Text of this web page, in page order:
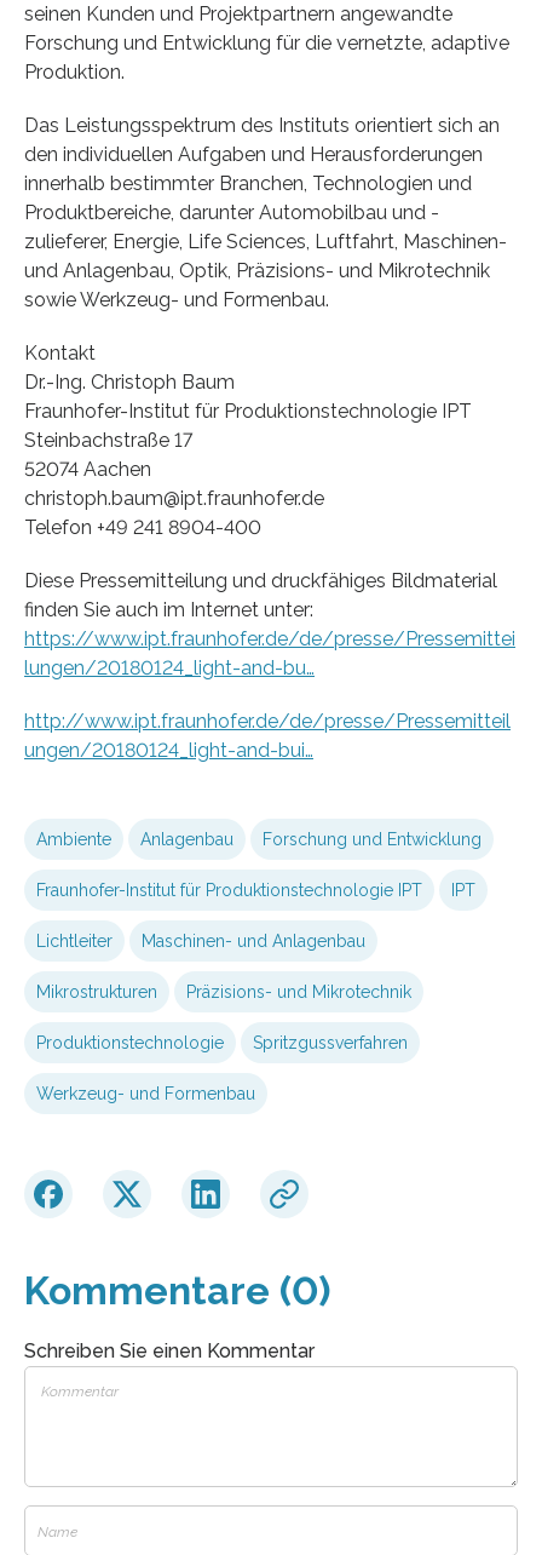
seinen Kunden und Projektpartnern angewandte
Forschung und Entwicklung für die vernetzte, adaptive
Produktion.
Das Leistungsspektrum des Instituts orientiert sich an
den individuellen Aufgaben und Herausforderungen
innerhalb bestimmter Branchen, Technologien und
Produktbereiche, darunter Automobilbau und -
zulieferer, Energie, Life Sciences, Luftfahrt, Maschinen-
und Anlagenbau, Optik, Präzisions- und Mikrotechnik
sowie Werkzeug- und Formenbau.
Kontakt
Dr.-Ing. Christoph Baum
Fraunhofer-Institut für Produktionstechnologie IPT
Steinbachstraße 17
52074 Aachen
christoph.baum@ipt.fraunhofer.de
Telefon +49 241 8904-400
Diese Pressemitteilung und druckfähiges Bildmaterial
finden Sie auch im Internet unter:
https://www.ipt.fraunhofer.de/de/presse/Pressemittei
lungen/20180124_light-and-bu…
http://www.ipt.fraunhofer.de/de/presse/Pressemitteil
ungen/20180124_light-and-bui…
Ambiente Anlagenbau Forschung und Entwicklung
Fraunhofer-Institut für Produktionstechnologie IPT IPT
Lichtleiter Maschinen- und Anlagenbau
Mikrostrukturen Präzisions- und Mikrotechnik
Produktionstechnologie Spritzgussverfahren
Werkzeug- und Formenbau
Kommentare (0)
Schreiben Sie einen Kommentar